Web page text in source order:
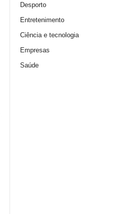
Desporto
Entretenimento
Ciência e tecnologia
Empresas
Saúde